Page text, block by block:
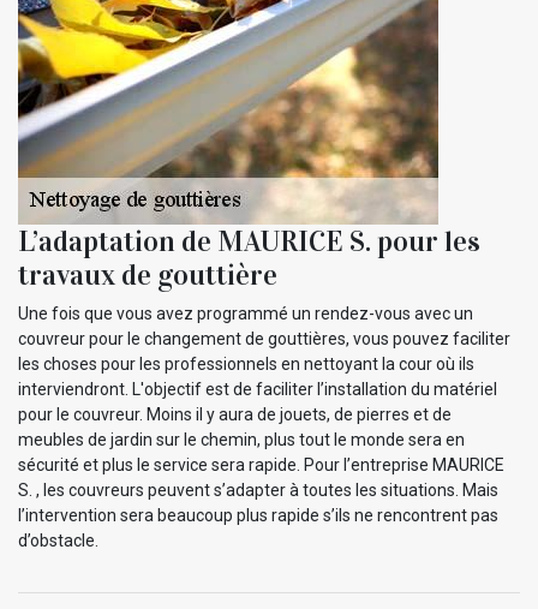
L’adaptation de MAURICE S. pour les
travaux de gouttière
Une fois que vous avez programmé un rendez-vous avec un
couvreur pour le changement de gouttières, vous pouvez faciliter
les choses pour les professionnels en nettoyant la cour où ils
interviendront. L'objectif est de faciliter l’installation du matériel
pour le couvreur. Moins il y aura de jouets, de pierres et de
meubles de jardin sur le chemin, plus tout le monde sera en
sécurité et plus le service sera rapide. Pour l’entreprise MAURICE
S. , les couvreurs peuvent s’adapter à toutes les situations. Mais
l’intervention sera beaucoup plus rapide s’ils ne rencontrent pas
d’obstacle.